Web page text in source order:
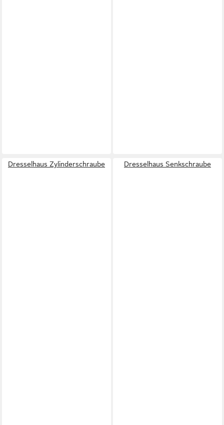
Dresselhaus Zylinderschraube Dresselhaus Senkschraube